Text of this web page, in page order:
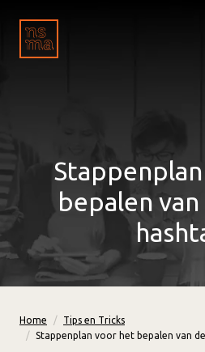
bepalen
Home
Tips en Tricks
Stappenplan voor het bepalen van